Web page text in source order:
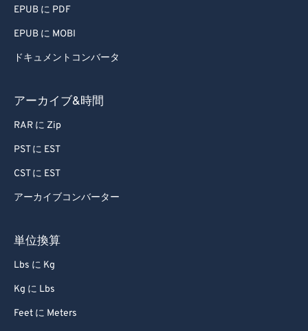
EPUB に PDF
EPUB に MOBI
ドキュメントコンバータ
アーカイブ&時間
RAR に Zip
PST に EST
CST に EST
アーカイブコンバーター
単位換算
Lbs に Kg
Kg に Lbs
Feet に Meters